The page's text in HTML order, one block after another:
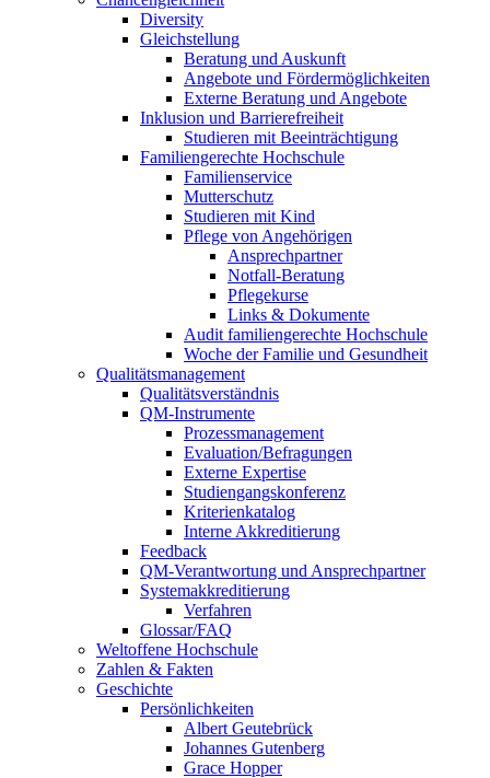
Diversity
Gleichstellung
Beratung und Auskunft
Angebote und Fördermöglichkeiten
Externe Beratung und Angebote
Inklusion und Barrierefreiheit
Studieren mit Beeinträchtigung
Familiengerechte Hochschule
Familienservice
Mutterschutz
Studieren mit Kind
Pflege von Angehörigen
Ansprechpartner
Notfall-Beratung
Pflegekurse
Links & Dokumente
Audit familiengerechte Hochschule
Woche der Familie und Gesundheit
Qualitätsmanagement
Qualitätsverständnis
QM-Instrumente
Prozessmanagement
Evaluation/Befragungen
Externe Expertise
Studiengangskonferenz
Kriterienkatalog
Interne Akkreditierung
Feedback
QM-Verantwortung und Ansprechpartner
Systemakkreditierung
Verfahren
Glossar/FAQ
Weltoffene Hochschule
Zahlen & Fakten
Geschichte
Persönlichkeiten
Albert Geutebrück
Johannes Gutenberg
Grace Hopper